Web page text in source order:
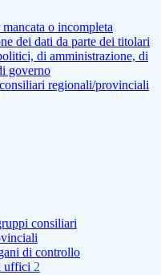
o incompleta
dei dati da parte dei titolari
di amministrazione, di
governo
regionali/provinciali
consiliari
di controllo
uffici 2